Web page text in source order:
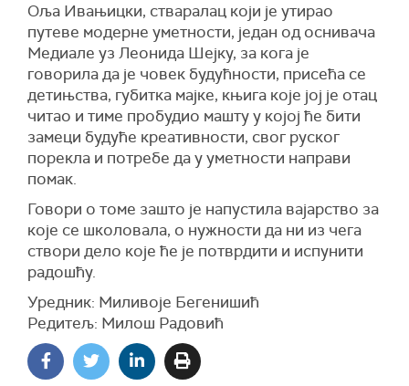
Оља Ивањицки, стваралац који је утирао
путеве модерне уметности, један од оснивача
Медиале уз Леонида Шејку, за кога је
говорила да је човек будућности, присећа се
детињства, губитка мајке, књига које јој је отац
читао и тиме пробудио машту у којој ће бити
замеци будуће креативности, свог руског
порекла и потребе да у уметности направи
помак.
Говори о томе зашто је напустила вајарство за
које се школовала, о нужности да ни из чега
створи дело које ће је потврдити и испунити
радошћу.
Уредник: Миливоје Бегенишић
Редитељ: Милош Радовић